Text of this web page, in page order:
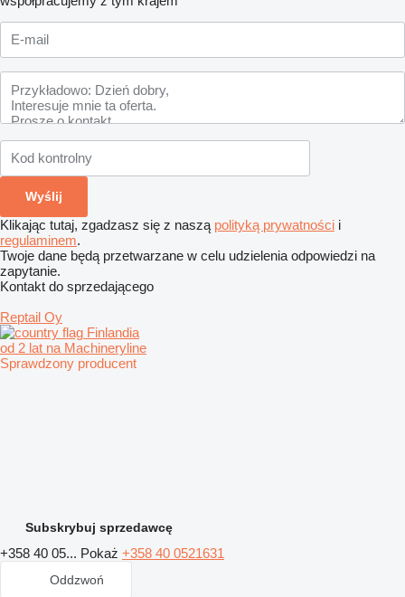
Klikając tutaj, zgadzasz się z naszą polityką prywatności i
regulaminem.
Twoje dane będą przetwarzane w celu udzielenia odpowiedzi na
zapytanie.
Kontakt do sprzedającego
Reptail Oy
Finlandia
od 2 lat na Machineryline
Sprawdzony producent
Subskrybuj sprzedawcę
+358 40 05... Pokaż +358 40 0521631
Oddzwoń